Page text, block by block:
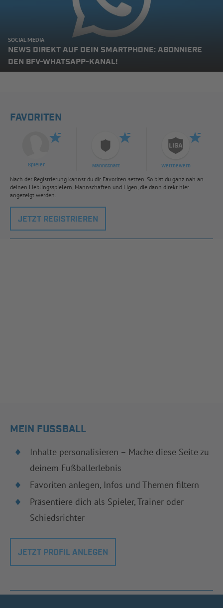
SOCIAL MEDIA
NEWS DIREKT AUF DEIN SMARTPHONE: ABONNIERE
DEN BFV-WHATSAPP-KANAL!
FAVORITEN
Spieler Mannschaft Wettbewerb
Nach der Registrierung kannst du dir Favoriten setzen. So bist du ganz nah an
deinen Lieblingsspielern, Mannschaften und Ligen, die dann direkt hier
angezeigt werden.
JETZT REGISTRIEREN
MEIN FUSSBALL
Inhalte personalisieren – Mache diese Seite zu
deinem Fußballerlebnis
Favoriten anlegen, Infos und Themen filtern
Präsentiere dich als Spieler, Trainer oder
Schiedsrichter
JETZT PROFIL ANLEGEN